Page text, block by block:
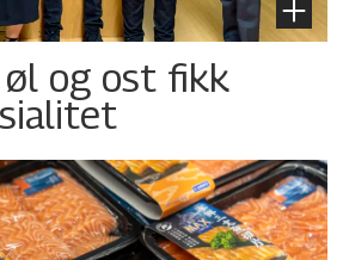
og ost fikk